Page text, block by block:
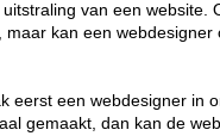
van een website.
kan een webdesigner
eerst een webdesigner in
gemaakt, dan kan de